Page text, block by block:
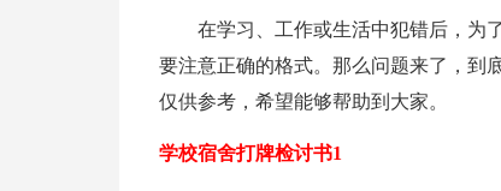
在学习、工作或生活中犯错后，为
要注意正确的格式。那么问题来了，到
仅供参考，希望能够帮助到大家。
学校宿舍打牌检讨书1